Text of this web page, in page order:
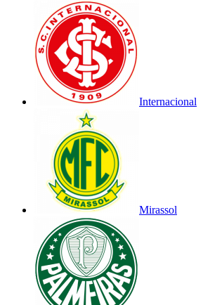
Internacional
Mirassol